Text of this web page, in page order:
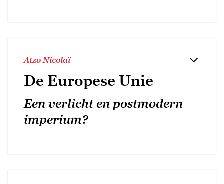
Atzo Nicolaï
De Europese Unie
Een verlicht en postmodern
imperium?